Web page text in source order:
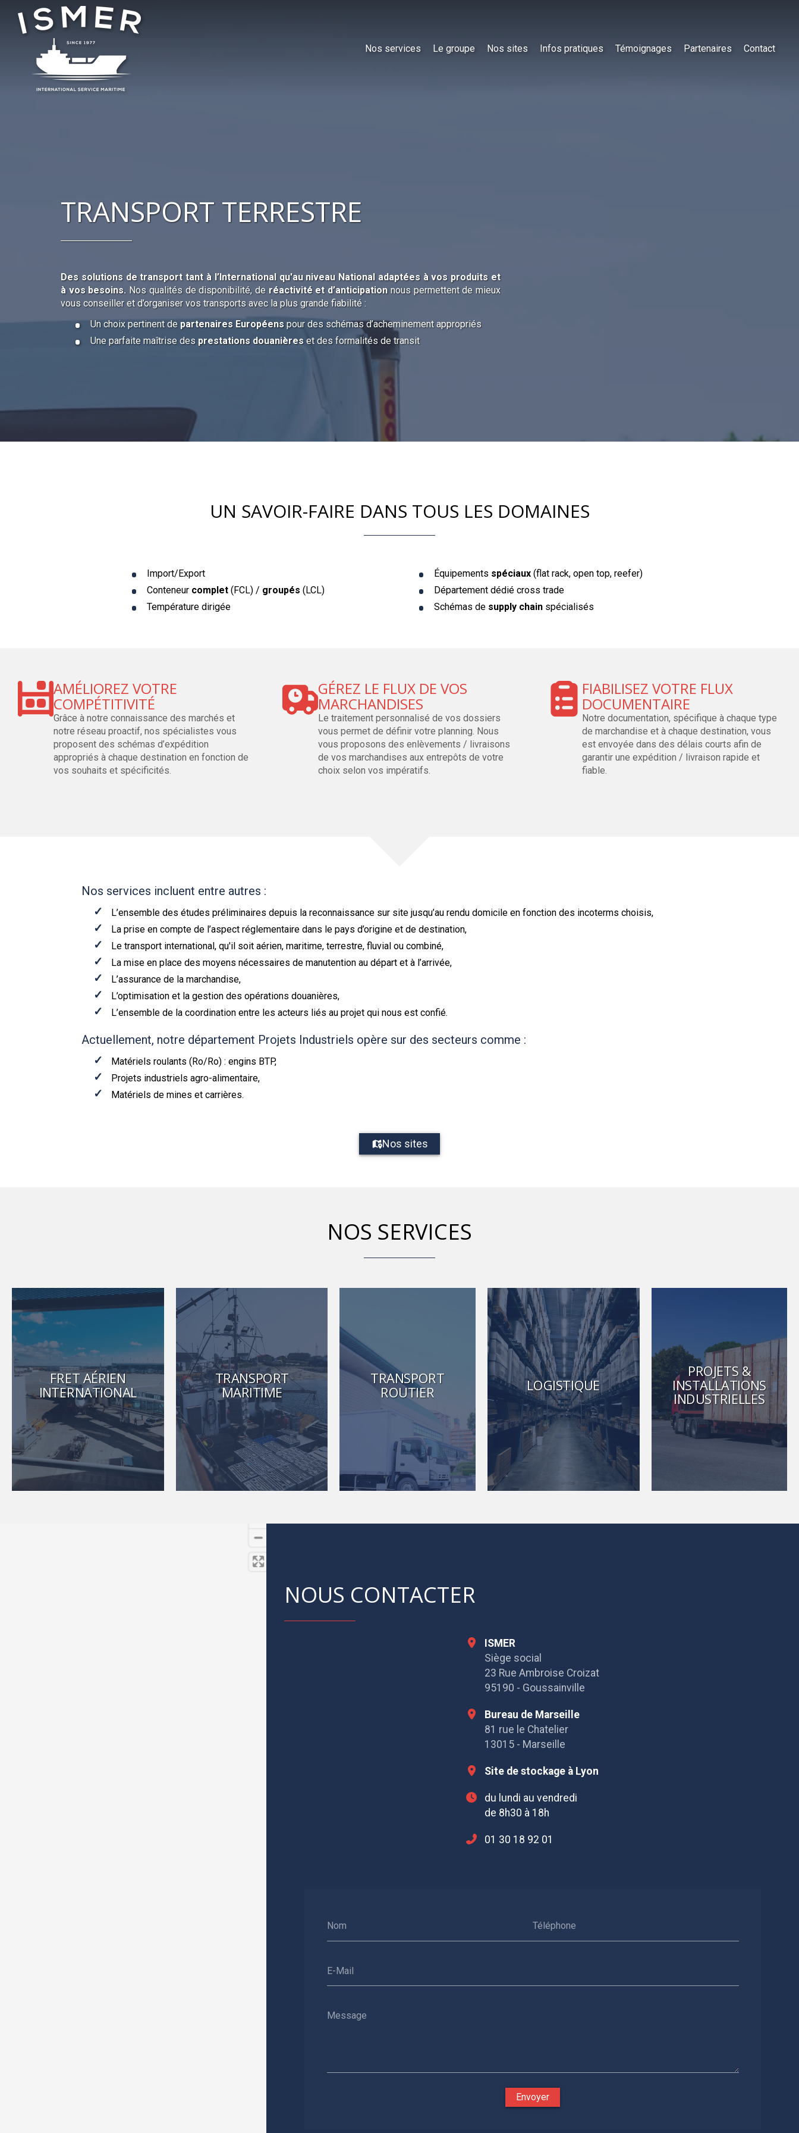
Nos services Le groupe Nos sites Infos pratiques Témoignages Partenaires Contact
TRANSPORT TERRESTRE
Des solutions de transport tant à l’International qu'au niveau National adaptées à vos produits et
à vos besoins. Nos qualités de disponibilité, de réactivité et d’anticipationnous permettent de mieux
vous conseiller et d’organiser vos transports avec la plus grande fiabilité :
Un choix pertinent de partenaires Européens pour des schémas d’acheminement appropriés
Une parfaite maîtrise des prestations douanières et des formalités de transit
UN SAVOIR-FAIRE DANS TOUS LES DOMAINES
Import/Export
Conteneur complet (FCL) / groupés (LCL)
Température dirigée
Équipements spéciaux(flat rack, open top, reefer)
Département dédié cross trade
Schémas de supply chainspécialisés
AMÉLIOREZ VOTRE
COMPÉTITIVITÉ
Grâce à notre connaissance des marchés et
notre réseau proactif, nos spécialistes vous
proposent des schémas d’expédition
appropriés à chaque destination en fonction de
vos souhaits et spécificités.
GÉREZ LE FLUX DE VOS
MARCHANDISES
Le traitement personnalisé de vos dossiers
vous permet de définir votre planning. Nous
vous proposons des enlèvements / livraisons
de vos marchandises aux entrepôts de votre
choix selon vos impératifs.
FIABILISEZ VOTRE FLUX
DOCUMENTAIRE
Notre documentation, spécifique à chaque type
de marchandise et à chaque destination, vous
est envoyée dans des délais courts afin de
garantir une expédition / livraison rapide et
fiable.
Nos services incluent entre autres :
L’ensemble des études préliminaires depuis la reconnaissance sur site jusqu’au rendu domicile en fonction des incoterms choisis,
La prise en compte de l’aspect réglementaire dans le pays d’origine et de destination,
Le transport international, qu'il soit aérien, maritime, terrestre, fluvial ou combiné,
La mise en place des moyens nécessaires de manutention au départ et à l’arrivée,
L’assurance de la marchandise,
L’optimisation et la gestion des opérations douanières,
L’ensemble de la coordination entre les acteurs liés au projet qui nous est confié.
Actuellement, notre département Projets Industriels opère sur des secteurs comme :
Matériels roulants (Ro/Ro) : engins BTP,
Projets industriels agro-alimentaire,
Matériels de mines et carrières.
Nos sites
NOS SERVICES
FRET AÉRIEN
INTERNATIONAL
TRANSPORT
MARITIME
TRANSPORT
ROUTIER LOGISTIQUE
PROJETS &
INSTALLATIONS
INDUSTRIELLES
NOUS CONTACTER
Nom Téléphone
E-Mail
Message
Envoyer
ISMER
Siège social
23 Rue Ambroise Croizat
95190 - Goussainville
Bureau de Marseille
81 rue le Chatelier
13015 - Marseille
Site de stockage à Lyon
du lundi au vendredi
de 8h30 à 18h
01 30 18 92 01